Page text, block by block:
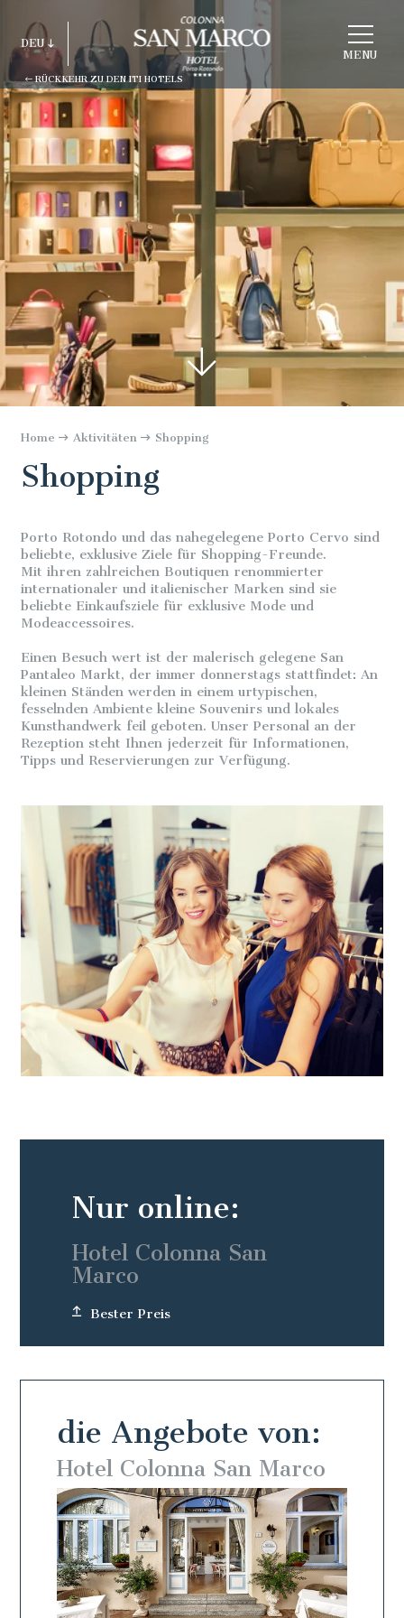
MENU
RÜCKKEHR ZU DEN ITI HOTELS
DEU
ITA
ENG
FRA
RUS
STRUKTUR
WÄHLEN
Home Aktivitäten Shopping
Shopping
Porto Rotondo und das nahegelegene Porto Cervo sind
beliebte, exklusive Ziele für Shopping-Freunde.
Mit ihren zahlreichen Boutiquen renommierter
internationaler und italienischer Marken sind sie
beliebte Einkaufsziele für exklusive Mode und
Modeaccessoires.
Einen Besuch wert ist der malerisch gelegene San
Pantaleo Markt, der immer donnerstags stattfindet: An
kleinen Ständen werden in einem urtypischen,
fesselnden Ambiente kleine Souvenirs und lokales
Kunsthandwerk feil geboten. Unser Personal an der
Rezeption steht Ihnen jederzeit für Informationen,
Tipps und Reservierungen zur Verfügung.
die Angebote von:
Hotel Colonna San Marco
Nur online:
Hotel Colonna San
Marco
Bester Preis